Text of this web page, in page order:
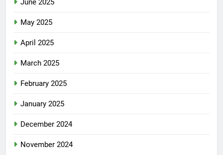
June 2025
May 2025
April 2025
March 2025
February 2025
January 2025
December 2024
November 2024